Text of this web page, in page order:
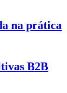
na prática
B2B